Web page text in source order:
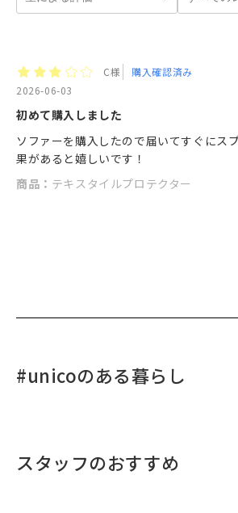
C様
購入確認済み
2026-06-03
初めて購入しました
ソファーを購入したので届いてすぐにス
果があると嬉しいです！
商品： テキスタイルプロテクター
#unicoのある暮らし
スタッフのおすすめ